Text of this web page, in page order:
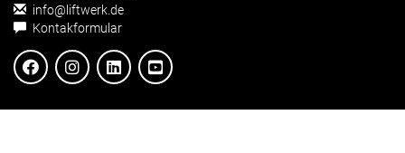
info@liftwerk.de
Kontakformular